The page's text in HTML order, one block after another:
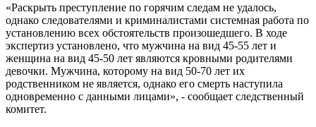
«Раскрыть преступление по горячим следам не удалось,
однако следователями и криминалистами системная работа по
установлению всех обстоятельств произошедшего. В ходе
экспертиз установлено, что мужчина на вид 45-55 лет и
женщина на вид 45-50 лет являются кровными родителями
девочки. Мужчина, которому на вид 50-70 лет их
родственником не является, однако его смерть наступила
одновременно с данными лицами», - сообщает следственный
комитет.